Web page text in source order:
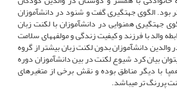
بود. الگوی جهت­گیری گفت و شنود در دانش­آموزان
جهت­گیری همنوایی در دانش­آموزان با لکنت زبان
والد با فرزند و کیفیت زندگی و مولفه­های سلامت
والدین دانش­آموزان بدون لکنت زبان بیشتر از گروه
بیان کرد شیوع لکنت در بین دانش­آموزان دوره
با دیگر مناطق بوده و نقش برخی از متغیرهای
پررنگ تر می­باشد.